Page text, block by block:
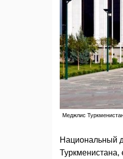
Меджлис
Национальный
Туркменистана,